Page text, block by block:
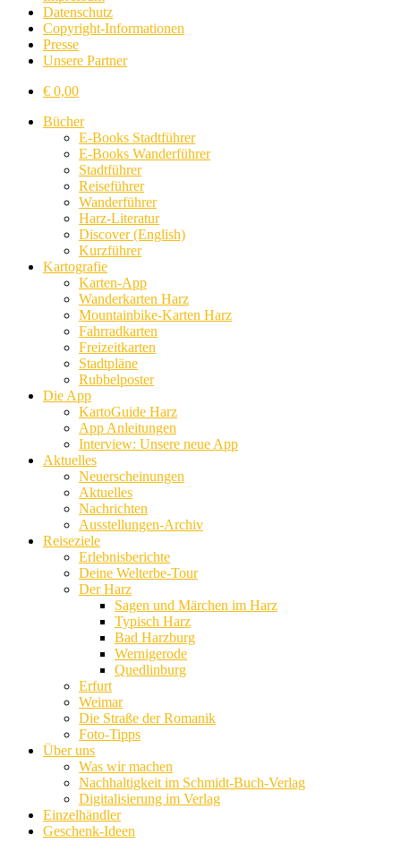
Datenschutz
Copyright-Informationen
Presse
Unsere Partner
€ 0,00
Bücher
E-Books Stadtführer
E-Books Wanderführer
Stadtführer
Reiseführer
Wanderführer
Harz-Literatur
Discover (English)
Kurzführer
Kartografie
Karten-App
Wanderkarten Harz
Mountainbike-Karten Harz
Fahrradkarten
Freizeitkarten
Stadtpläne
Rubbelposter
Die App
KartoGuide Harz
App Anleitungen
Interview: Unsere neue App
Aktuelles
Neuerscheinungen
Aktuelles
Nachrichten
Ausstellungen-Archiv
Reiseziele
Erlebnisberichte
Deine Welterbe-Tour
Der Harz
Sagen und Märchen im Harz
Typisch Harz
Bad Harzburg
Wernigerode
Quedlinburg
Erfurt
Weimar
Die Straße der Romanik
Foto-Tipps
Über uns
Was wir machen
Nachhaltigkeit im Schmidt-Buch-Verlag
Digitalisierung im Verlag
Einzelhändler
Geschenk-Ideen